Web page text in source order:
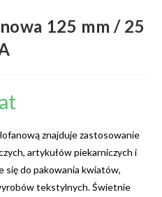
125 mm / 25
znajduje zastosowanie
artykułów piekarniczych i
się do pakowania kwiatów,
tekstylnych. Świetnie